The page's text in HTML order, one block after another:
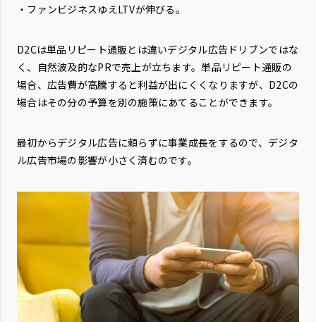
・ファンビジネスゆえLTVが伸びる。
D2Cは単品リピート通販とは違いデジタル広告ドリブンではな
く、自然波及的なPRで売上が立ちます。単品リピート通販の
場合、広告費が高騰すると利益が出にくくなりますが、D2Cの
場合はその分の予算を別の施策にあてることができます。
最初からデジタル広告に頼らずに事業成長をするので、デジタ
ル広告市場の影響が小さく済むのです。